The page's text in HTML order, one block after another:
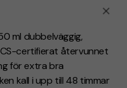
ml dubbelväggig,
certifierat återvunnet
för extra bra
kall i upp till 48 timmar